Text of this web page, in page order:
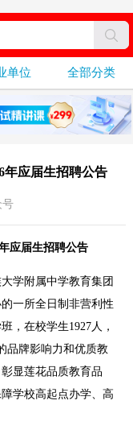
单位 全部分类
年应届生招聘公告
号
应届生招聘公告
学附属中学教育集团
一所全日制非营利性
，在校学生1927人，
品牌影响力和优质教
显莲花品质教育品
学校高起点办学、高